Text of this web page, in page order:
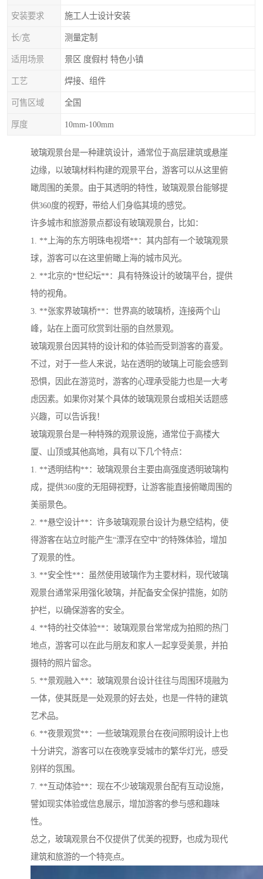
安装要求 施工人士设计安装
长/宽 测量定制
适用场景 景区 度假村 特色小镇
工艺 焊接、组件
可售区域 全国
厚度 10mm-100mm
玻璃观景台是一种建筑设计，通常位于高层建筑或悬崖
边缘，以玻璃材料构建的观景平台，游客可以从这里俯
瞰周围的美景。由于其透明的特性，玻璃观景台能够提
供360度的视野，带给人们身临其境的感觉。
许多城市和旅游景点都设有玻璃观景台，比如：
1. **上海的东方明珠电视塔**：其内部有一个玻璃观景
球，游客可以在这里俯瞰上海的城市风光。
2. **北京的*世纪坛**：具有特殊设计的玻璃平台，提供
特的视角。
3. **张家界玻璃桥**：世界高的玻璃桥，连接两个山
峰，站在上面可欣赏到壮丽的自然景观。
玻璃观景台因其特的设计和的体验而受到游客的喜爱。
不过，对于一些人来说，站在透明的玻璃上可能会感到
恐惧，因此在游览时，游客的心理承受能力也是一大考
虑因素。如果你对某个具体的玻璃观景台或相关话题感
兴趣，可以告诉我！
玻璃观景台是一种特殊的观景设施，通常位于高楼大
厦、山顶或其他高地，具有以下几个特点：
1. **透明结构**：玻璃观景台主要由高强度透明玻璃构
成，提供360度的无阻碍视野，让游客能直接俯瞰周围的
美丽景色。
2. **悬空设计**：许多玻璃观景台设计为悬空结构，使
得游客在站立时能产生“漂浮在空中”的特殊体验，增加
了观景的性。
3. **安全性**：虽然使用玻璃作为主要材料，现代玻璃
观景台通常采用强化玻璃，并配备安全保护措施，如防
护栏，以确保游客的安全。
4. **特的社交体验**：玻璃观景台常常成为拍照的热门
地点，游客可以在此与朋友和家人一起享受美景，并拍
摄特的照片留念。
5. **景观融入**：玻璃观景台设计往往与周围环境融为
一体，使其既是一处观景的好去处，也是一件特的建筑
艺术品。
6. **夜景观赏**：一些玻璃观景台在夜间照明设计上也
十分讲究，游客可以在夜晚享受城市的繁华灯光，感受
别样的氛围。
7. **互动体验**：现在不少玻璃观景台配有互动设施，
譬如现实体验或信息展示，增加游客的参与感和趣味
性。
总之，玻璃观景台不仅提供了优美的视野，也成为现代
建筑和旅游的一个特亮点。